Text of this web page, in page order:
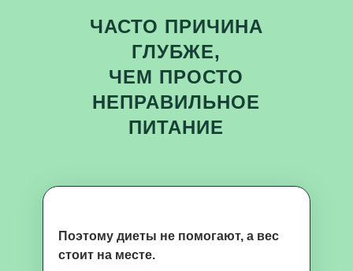
ЧАСТО ПРИЧИНА
ГЛУБЖЕ,
ЧЕМ ПРОСТО
НЕПРАВИЛЬНОЕ
ПИТАНИЕ
Поэтому диеты не помогают, а вес
стоит на месте.